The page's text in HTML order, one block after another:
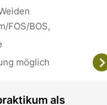
FOS/BOS,
möglich
als